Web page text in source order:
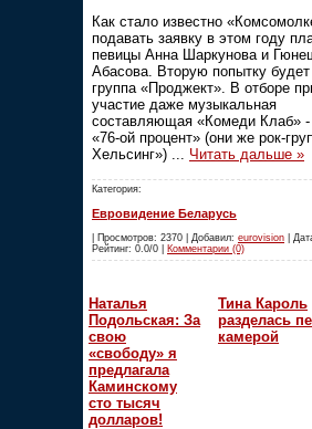
Как стало известно
подавать заявку в этом году
певицы Анна Шаркунова и
Абасова. Вторую попытку
группа «Проджект». В отборе
участие даже музыкальная
составляющая «Комеди Клаб» -
«76-ой процент» (они же рок-
Хельсинг»)
Читать дальше »
Категория:
Евровидение Беларусь
| Просмотров: 2370 | Добавил: eurovision |
Рейтинг: 0.0/0 | Комментарии (0)
Наталья
Подольская: За
свою
«свободу» я
предлагала
Каминскому
сто тысяч
долларов!
Тина Кароль
разделась
камерой